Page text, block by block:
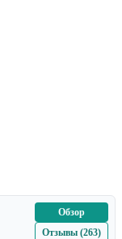
Обзор
Отзывы (263)